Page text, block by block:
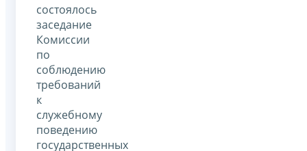
состоялось
заседание
Комиссии
по
соблюдению
требований
к
служебному
поведению
государственных